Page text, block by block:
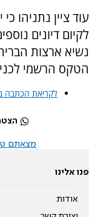
עוד ציין נתניהו
לקיום דיונים
נשיא ארצות הברית
הטקס הרשמי
לקריאת הכתבה
מצאתם
פנו אלינו
אודות